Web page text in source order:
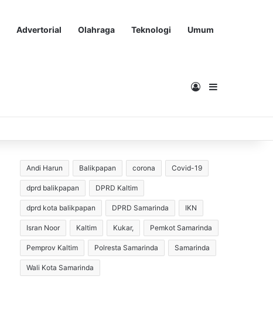
Advertorial Olahraga Teknologi Umum
MasukSidebar
Andi Harun Balikpapan corona Covid-19
dprd balikpapan DPRD Kaltim
dprd kota balikpapan DPRD Samarinda IKN
Isran Noor Kaltim Kukar, Pemkot Samarinda
Pemprov Kaltim Polresta Samarinda Samarinda
Wali Kota Samarinda